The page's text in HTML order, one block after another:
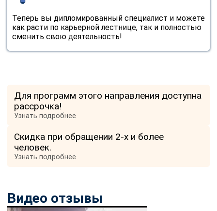
Теперь вы дипломированный специалист и можете
как расти по карьерной лестнице, так и полностью
сменить свою деятельность!
Для программ этого направления доступна
рассрочка!
Узнать подробнее
Скидка при обращении 2-х и более
человек.
Узнать подробнее
Видео отзывы